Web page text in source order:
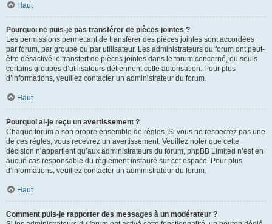
Haut
Pourquoi ne puis-je pas transférer de pièces jointes ?
Les permissions permettant de transférer des pièces jointes sont accordées
par forum, par groupe ou par utilisateur. Les administrateurs du forum ont peut-
être désactivé le transfert de pièces jointes dans le forum concerné, ou seuls
certains groupes d’utilisateurs détiennent cette autorisation. Pour plus
d’informations, veuillez contacter un administrateur du forum.
Haut
Pourquoi ai-je reçu un avertissement ?
Chaque forum a son propre ensemble de règles. Si vous ne respectez pas une
de ces règles, vous recevrez un avertissement. Veuillez noter que cette
décision n’appartient qu’aux administrateurs du forum, phpBB Limited n’est en
aucun cas responsable du règlement instauré sur cet espace. Pour plus
d’informations, veuillez contacter un administrateur du forum.
Haut
Comment puis-je rapporter des messages à un modérateur ?